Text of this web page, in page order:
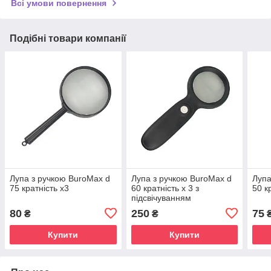
Всі умови повернення
Подібні товари компанії
Лупа з ручкою BuroMax d
75 кратність х3
80 ₴
Купити
Лупа з ручкою BuroMax d
60 кратність х 3 з
підсвічуванням
250₴
Купити
50
75